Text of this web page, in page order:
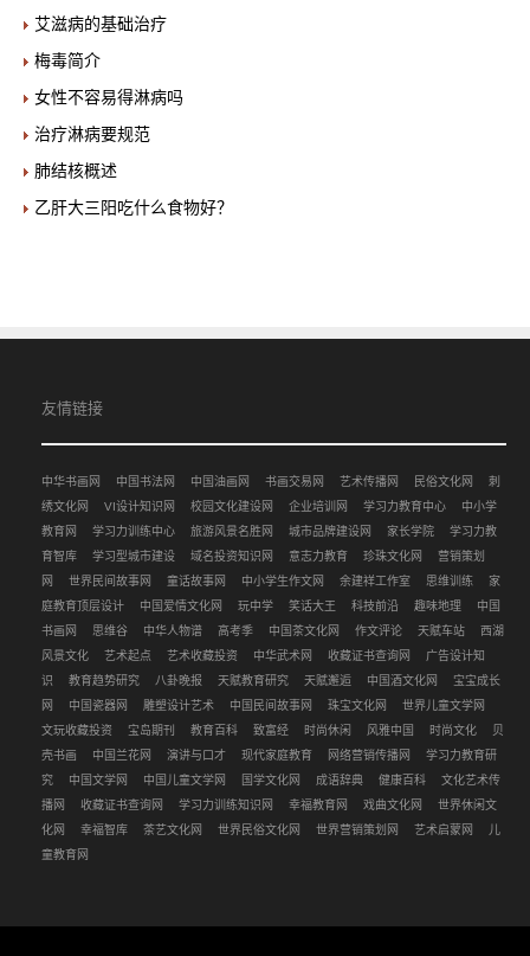
艾滋病的基础治疗
梅毒简介
女性不容易得淋病吗
治疗淋病要规范
肺结核概述
乙肝大三阳吃什么食物好？
友情链接
中华书画网 中国书法网 中国油画网 书画交易网 艺术传播网 民俗文化网
刺
绣文化网
VI设计知识网 校园文化建设网 企业培训网 学习力教育中心
中小学
教育网
学习力训练中心 旅游风景名胜网 城市品牌建设网 家长学院
学习力教
育智库
学习型城市建设 域名投资知识网 意志力教育 珍珠文化网
营销策划
网
世界民间故事网 童话故事网 中小学生作文网 余建祥工作室 思维训练
家
庭教育顶层设计
中国爱情文化网 玩中学 笑话大王 科技前沿 趣味地理
中国
书画网
思维谷 中华人物谱 高考季 中国茶文化网 作文评论 天赋车站
西湖
风景文化
艺术起点 艺术收藏投资 中华武术网 收藏证书查询网
广告设计知
识
教育趋势研究 八卦晚报 天赋教育研究 天赋邂逅 中国酒文化网
宝宝成长
网
中国瓷器网 雕塑设计艺术 中国民间故事网 珠宝文化网
世界儿童文学网
文玩收藏投资
宝岛期刊 教育百科 致富经 时尚休闲 风雅中国 时尚文化
贝
壳书画
中国兰花网 演讲与口才 现代家庭教育 网络营销传播网
学习力教育研
究
中国文学网 中国儿童文学网 国学文化网 成语辞典 健康百科
文化艺术传
播网
收藏证书查询网 学习力训练知识网 幸福教育网 戏曲文化网
世界休闲文
化网
幸福智库 茶艺文化网 世界民俗文化网 世界营销策划网 艺术启蒙网
儿
童教育网